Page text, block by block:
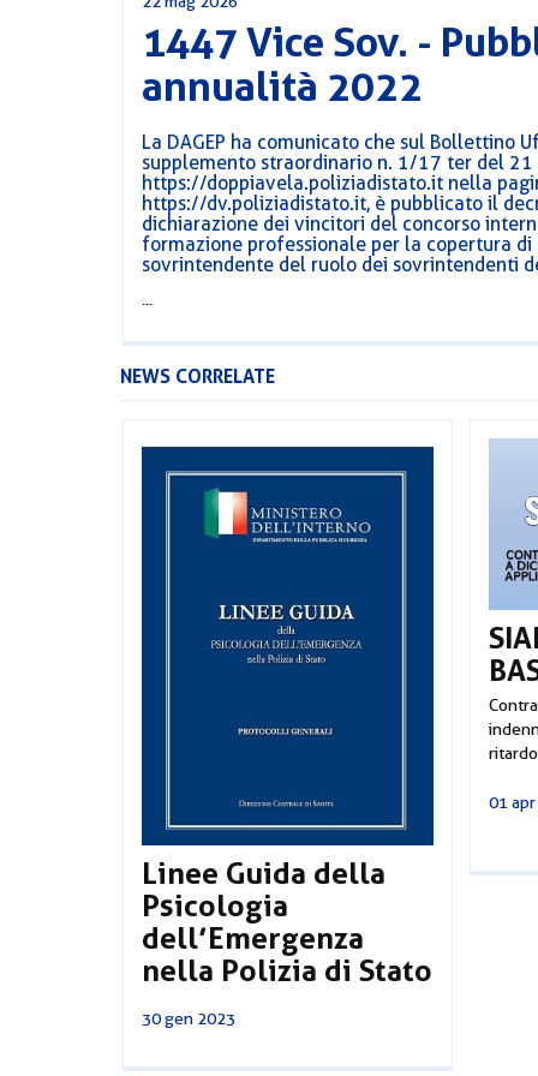
1447 Vice Sov. -
annualità 2022
La DAGEP ha comunicato che sul Bollettino
supplemento straordinario n. 1/17 ter del
https://doppiavela.poliziadistato.it nella
https://dv.poliziadistato.it, è pubblicato il
dichiarazione dei vincitori del concorso
formazione professionale per la copertura
sovrintendente del ruolo dei sovrintendenti
NEWS CORRELATE
Linee Guida della
Psicologia
dell’Emergenza
nella Polizia di Stato
30 gen 2023
ritardo
01